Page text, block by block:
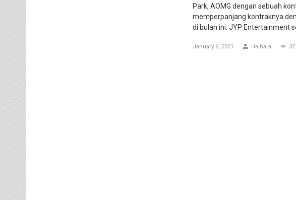
Park, AOMG dengan sebuah
memperpanjang kontraknya
di bulan ini. JYP Entertainment
January 6, 2021 Haibara 32